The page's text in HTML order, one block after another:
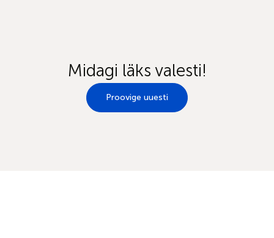
Midagi läks valesti!
Proovige uuesti